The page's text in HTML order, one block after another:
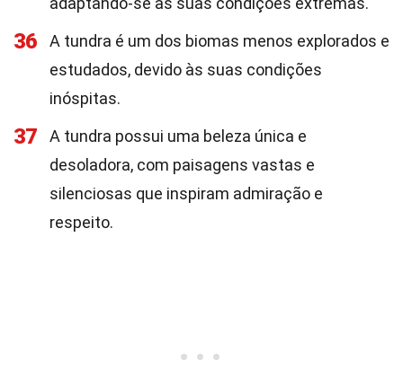
36
A tundra é um dos biomas menos explorados e
estudados, devido às suas condições
inóspitas.
37
A tundra possui uma beleza única e
desoladora, com paisagens vastas e
silenciosas que inspiram admiração e
respeito.